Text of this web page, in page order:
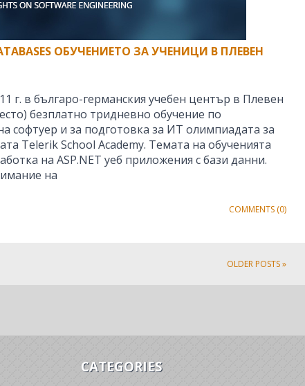
ОБУЧЕНИЕТО ЗА УЧЕНИЦИ В ПЛЕВЕН
г. в българо-германския учебен център в Плевен
безплатно тридневно обучение по
софтуер и за подготовка за ИТ олимпиадата за
Telerik School Academy. Темата на обученията
на ASP.NET уеб приложения с бази данни.
на
COMMENTS (0)
OLDER POSTS »
CATEGORIES